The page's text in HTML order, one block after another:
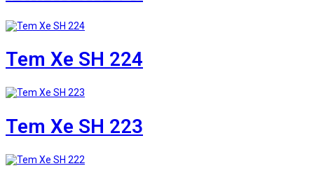
Tem Xe SH 224
Tem Xe SH 223